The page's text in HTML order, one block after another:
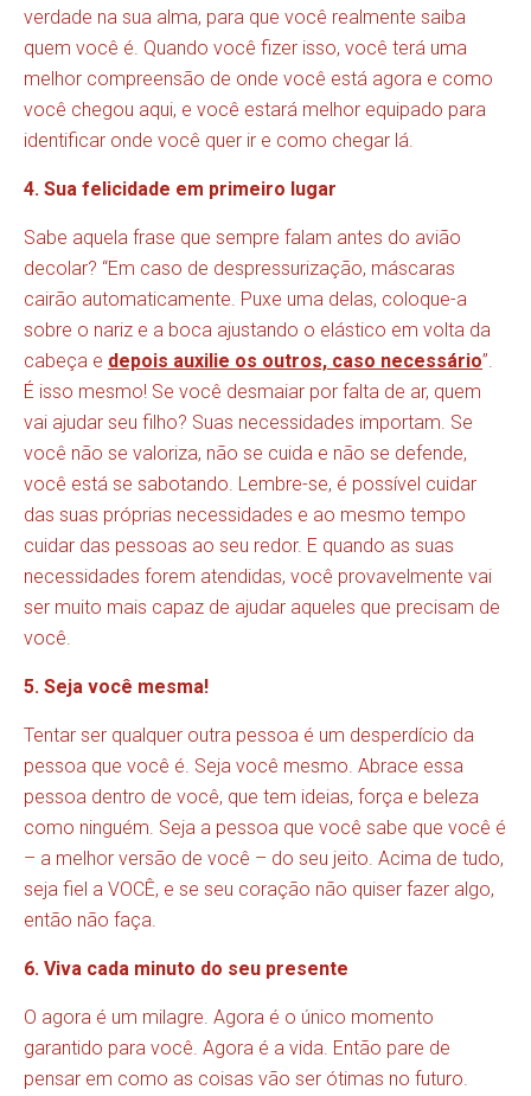
verdade na sua alma, para que você realmente saiba
quem você é. Quando você fizer isso, você terá uma
melhor compreensão de onde você está agora e como
você chegou aqui, e você estará melhor equipado para
identificar onde você quer ir e como chegar lá.
4. Sua felicidade em primeiro lugar
Sabe aquela frase que sempre falam antes do avião
decolar? “Em caso de despressurização, máscaras
cairão automaticamente. Puxe uma delas, coloque-a
sobre o nariz e a boca ajustando o elástico em volta da
cabeça e depois auxilie os outros, caso necessário”.
É isso mesmo! Se você desmaiar por falta de ar, quem
vai ajudar seu filho? Suas necessidades importam. Se
você não se valoriza, não se cuida e não se defende,
você está se sabotando. Lembre-se, é possível cuidar
das suas próprias necessidades e ao mesmo tempo
cuidar das pessoas ao seu redor. E quando as suas
necessidades forem atendidas, você provavelmente vai
ser muito mais capaz de ajudar aqueles que precisam de
você.
5. Seja você mesma!
Tentar ser qualquer outra pessoa é um desperdício da
pessoa que você é. Seja você mesmo. Abrace essa
pessoa dentro de você, que tem ideias, força e beleza
como ninguém. Seja a pessoa que você sabe que você é
– a melhor versão de você – do seu jeito. Acima de tudo,
seja fiel a VOCÊ, e se seu coração não quiser fazer algo,
então não faça.
6. Viva cada minuto do seu presente
O agora é um milagre. Agora é o único momento
garantido para você. Agora é a vida. Então pare de
pensar em como as coisas vão ser ótimas no futuro.